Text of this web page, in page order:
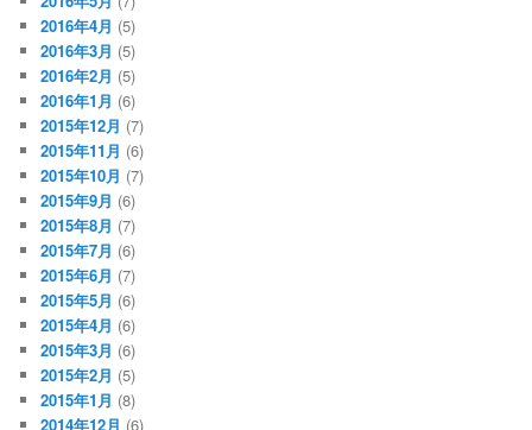
2016年4月 (5)
2016年3月 (5)
2016年2月 (5)
2016年1月 (6)
2015年12月 (7)
2015年11月 (6)
2015年10月 (7)
2015年9月 (6)
2015年8月 (7)
2015年7月 (6)
2015年6月 (7)
2015年5月 (6)
2015年4月 (6)
2015年3月 (6)
2015年2月 (5)
2015年1月 (8)
2014年12月 (6)